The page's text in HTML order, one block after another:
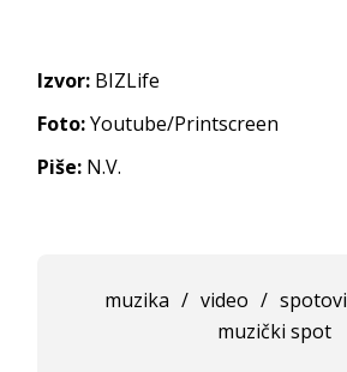
Izvor: BIZLife
Foto:Youtube/Printscreen
Piše: N.V.
muzika / video / spotovi
muzički spot